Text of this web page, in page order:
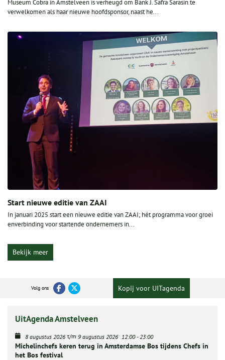
Museum Cobra in Amstelveen is verheugd om Bank J. Safra Sarasin te
verwelkomen als haar nieuwe hoofdsponsor, naast he...
Start nieuwe editie van ZAAI
In januari 2025 start een nieuwe editie van ZAAI; hét programma voor groei
enverbinding voor startende ondernemers in...
Bekijk meer
Volg ons Kopij voor UITagenda
UitAgenda Amstelveen
8 augustus 2026 t/m 9 augustus 2026 12:00-23:00
Michelinchefs keren terug in Amsterdamse Bos tijdens Chefs in
het Bos festival